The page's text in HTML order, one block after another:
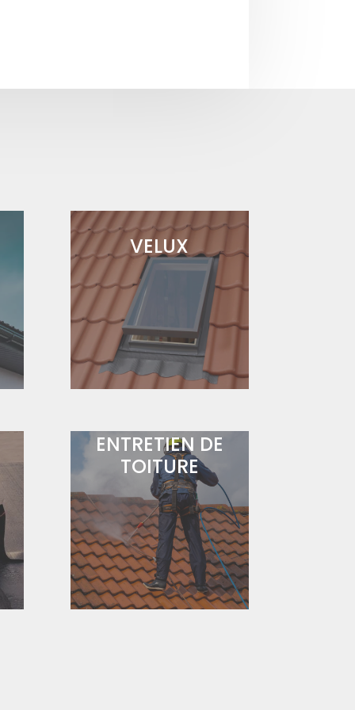
VELUX
ENTRETIEN DE
TOITURE